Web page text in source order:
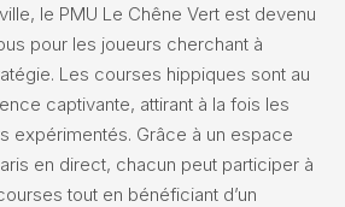
le PMU Le Chêne Vert est devenu
pour les joueurs cherchant à
Les courses hippiques sont au
captivante, attirant à la fois les
expérimentés. Grâce à un espace
en direct, chacun peut participer à
tout en bénéficiant d’un